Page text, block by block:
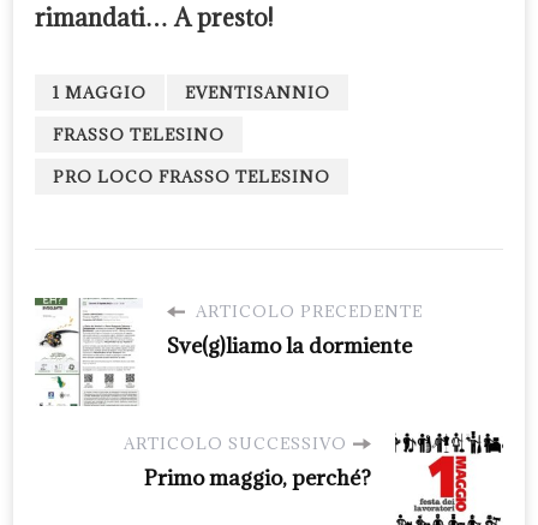
rimandati… A presto!
1 MAGGIO
EVENTISANNIO
FRASSO TELESINO
PRO LOCO FRASSO TELESINO
ARTICOLO PRECEDENTE
Sve(g)liamo la dormiente
ARTICOLO SUCCESSIVO
Primo maggio, perché?